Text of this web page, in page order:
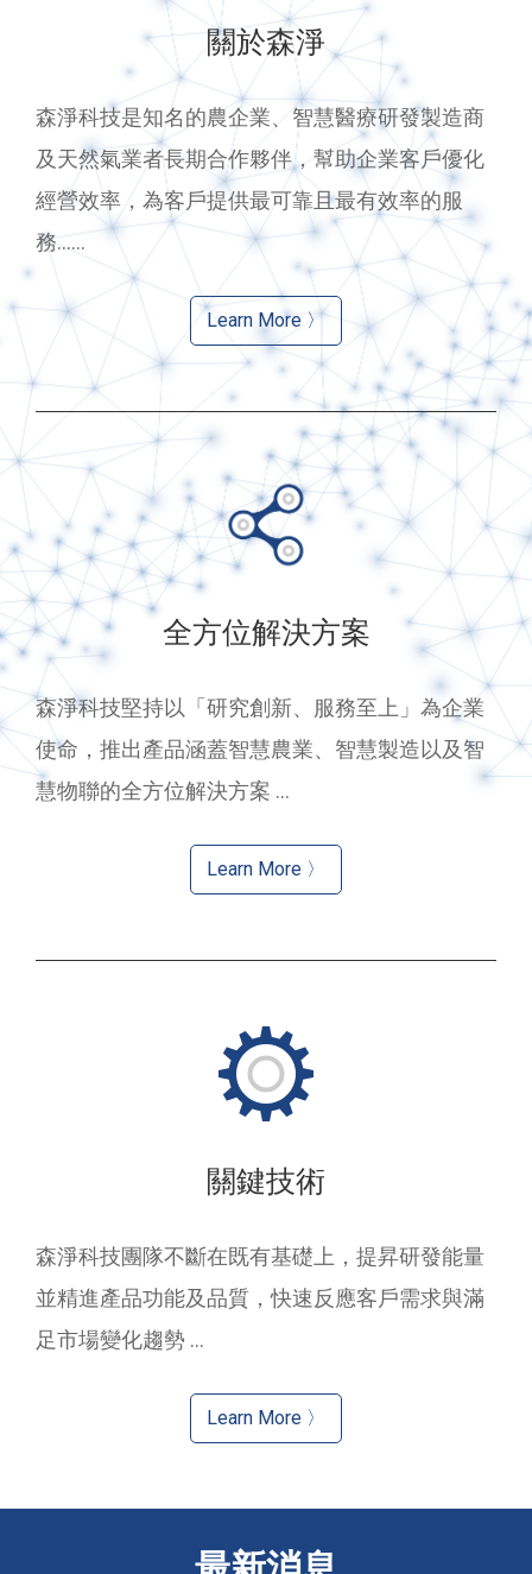
關於森淨
森淨科技是知名的農企業、智慧醫療研發製造商
及天然氣業者長期合作夥伴，幫助企業客戶優化
經營效率，為客戶提供最可靠且最有效率的服
務......
Learn More 〉
全方位解決方案
森淨科技堅持以「研究創新、服務至上」為企業
使命，推出產品涵蓋智慧農業、智慧製造以及智
慧物聯的全方位解決方案 ...
Learn More 〉
關鍵技術
森淨科技團隊不斷在既有基礎上，提昇研發能量
並精進產品功能及品質，快速反應客戶需求與滿
足市場變化趨勢 ...
Learn More 〉